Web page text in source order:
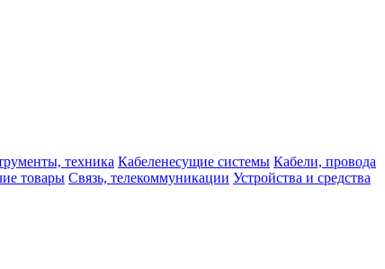
техника Кабеленесущие системы Кабели, провода
товары Связь, телекоммуникации Устройства и средства